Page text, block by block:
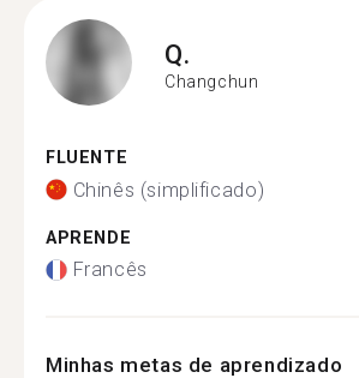
Q.
Changchun
FLUENTE
Chinês (simplificado)
APRENDE
Francês
Minhas metas de aprendizado